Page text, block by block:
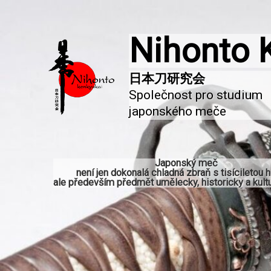
Nihonto
Společnost pro studium
japonského meče
Japonský meč
není jen dokonalá chladná zbraň s tisíciletou
ale především předmět umělecky, historicky a